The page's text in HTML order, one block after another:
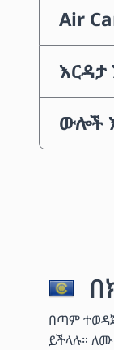
Air
ውሎች
በጣም ተወዳጅ
ይችላሉ።